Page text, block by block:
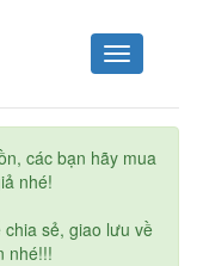
Toggle
navigation
các bạn hãy mua
nhé!
sẻ, giao lưu về
nhé!!!